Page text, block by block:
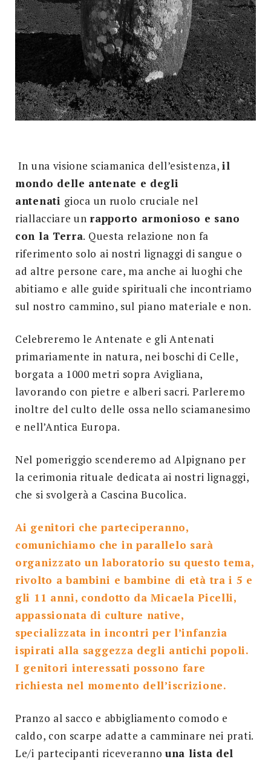
In una visione sciamanica dell’esistenza,il
mondo delle antenate e degli
antenati gioca un ruolo cruciale nel
riallacciare un rapporto armonioso e sano
con la Terra. Questa relazione non fa
riferimento solo ai nostri lignaggi di sangue o
ad altre persone care, ma anche ai luoghi che
abitiamo e alle guide spirituali che incontriamo
sul nostro cammino, sul piano materiale e non.
Celebreremo le Antenate e gli Antenati
primariamente in natura, nei boschi di Celle,
borgata a 1000 metri sopra Avigliana,
lavorando con pietre e alberi sacri. Parleremo
inoltre del culto delle ossa nello sciamanesimo
e nell’Antica Europa.
Nel pomeriggio scenderemo ad Alpignano per
la cerimonia rituale dedicata ai nostri lignaggi,
che si svolgerà a Cascina Bucolica.
Ai genitori che parteciperanno,
comunichiamo che in parallelo sarà
organizzato un laboratorio su questo tema,
rivolto a bambini e bambine di età tra i 5 e
gli 11 anni, condotto da Micaela Picelli,
appassionata di culture native,
specializzata in incontri per l’infanzia
ispirati alla saggezza degli antichi popoli.
I genitori interessati possono fare
richiesta nel momento dell’iscrizione.
Pranzo al sacco e abbigliamento comodo e
caldo, con scarpe adatte a camminare nei prati.
Le/i partecipanti riceveranno una lista del